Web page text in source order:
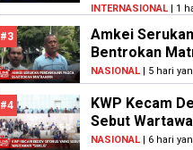
INTERNASIONAL| 1
#3
Amkei
Bentrokan
NASIONAL| 5 hari
#4
KWP Kecam
Sebut
NASIONAL| 6 hari